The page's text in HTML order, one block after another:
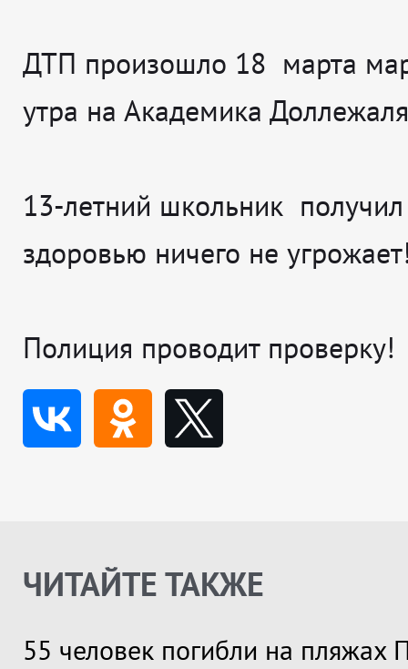
ДТП произошло 18 марта
утра на Академика
13-летний школьник
здоровью ничего не
Полиция проводит проверку!
ЧИТАЙТЕ ТАКЖЕ
55 человек погибли на пляжах